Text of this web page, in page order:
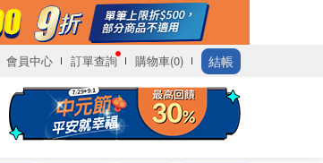
會員中心 訂單查詢 購物車(0) 結帳